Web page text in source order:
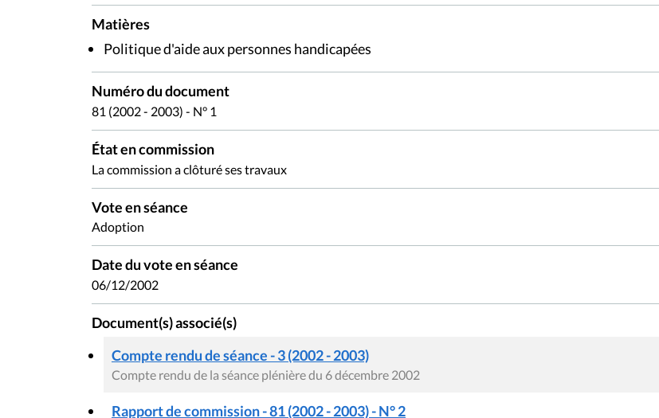
Matières
Politique d'aide aux personnes handicapées
Numéro du document
81 (2002 - 2003) - N° 1
État en commission
La commission a clôturé ses travaux
Vote en séance
Adoption
Date du vote en séance
06/12/2002
Document(s) associé(s)
Compte rendu de séance - 3 (2002 - 2003)
Compte rendu de la séance plénière du 6 décembre 2002
Rapport de commission - 81 (2002 - 2003) - N° 2